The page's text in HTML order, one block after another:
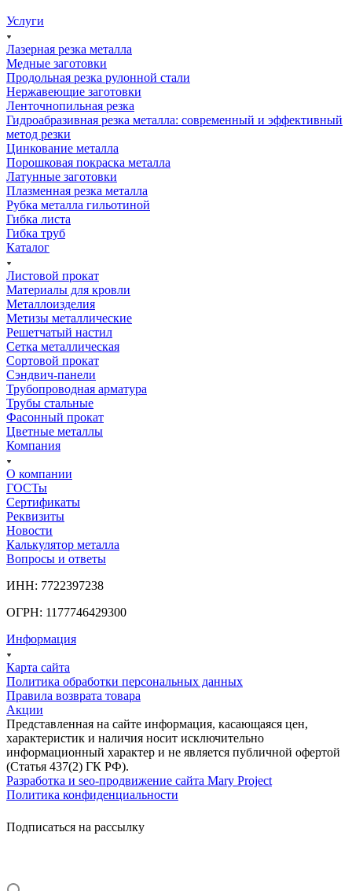
Услуги
Лазерная резка металла
Медные заготовки
Продольная резка рулонной стали
Нержавеющие заготовки
Ленточнопильная резка
Гидроабразивная резка металла: современный и эффективный
метод резки
Цинкование металла
Порошковая покраска металла
Латунные заготовки
Плазменная резка металла
Рубка металла гильотиной
Гибка листа
Гибка труб
Каталог
Листовой прокат
Материалы для кровли
Металлоизделия
Метизы металлические
Решетчатый настил
Сетка металлическая
Сортовой прокат
Сэндвич-панели
Трубопроводная арматура
Трубы стальные
Фасонный прокат
Цветные металлы
Компания
О компании
ГОСТы
Сертификаты
Реквизиты
Новости
Калькулятор металла
Вопросы и ответы
ИНН: 7722397238
ОГРН: 1177746429300
Информация
Карта сайта
Политика обработки персональных данных
Правила возврата товара
Акции
Представленная на сайте информация, касающаяся цен,
характеристик и наличия носит исключительно
информационный характер и не является публичной офертой
(Статья 437(2) ГК РФ).
Разработка и seo-продвижение сайта Mary Project
Политика конфиденциальности
Подписаться на рассылку